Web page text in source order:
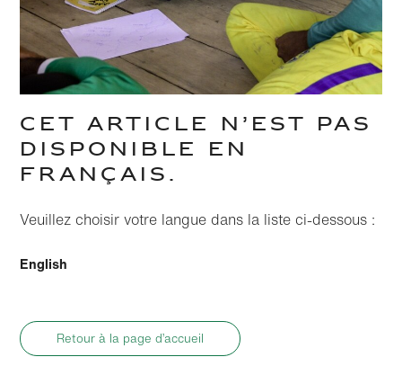
CET ARTICLE N’EST PAS
DISPONIBLE EN
FRANÇAIS.
Veuillez choisir votre langue dans la liste ci-dessous :
English
Retour à la page d’accueil